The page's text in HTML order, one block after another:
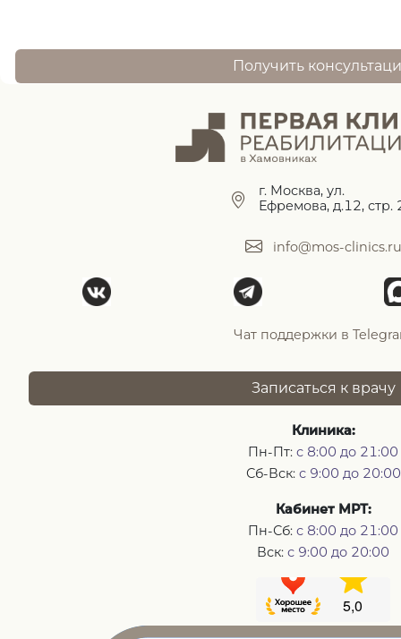
Получить
г. Москва, ул.
Ефремова, д.12, стр.
info@mos-clinics.ru
Чат поддержки в
Записаться к врачу
Клиника:
Пн-Пт: с 8:00 до 21:00
Сб-Вск: с 9:00 до 20:00
Кабинет МРТ:
Пн-Сб: с 8:00 до 21:00
Вск: с 9:00 до 20:00